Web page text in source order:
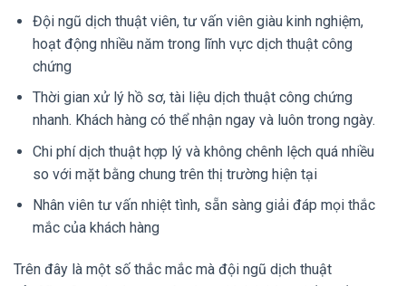
Đội ngũ dịch thuật viên, tư vấn viên giàu kinh nghiệm,
hoạt động nhiều năm trong lĩnh vực dịch thuật công
chứng
Thời gian xử lý hồ sơ, tài liệu dịch thuật công chứng
nhanh. Khách hàng có thể nhận ngay và luôn trong ngày.
Chi phí dịch thuật hợp lý và không chênh lệch quá nhiều
so với mặt bằng chung trên thị trường hiện tại
Nhân viên tư vấn nhiệt tình, sẵn sàng giải đáp mọi thắc
mắc của khách hàng
Trên đây là một số thắc mắc mà đội ngũ dịch thuật